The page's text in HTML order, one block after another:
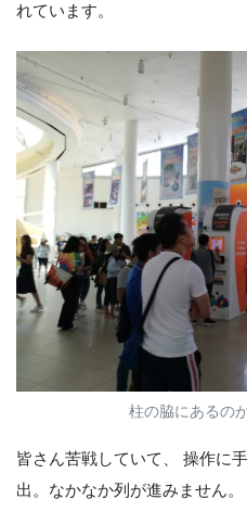
れています。
柱の脇にあるの
皆さん苦戦していて、 操作に
出。なかなか列が進みません。